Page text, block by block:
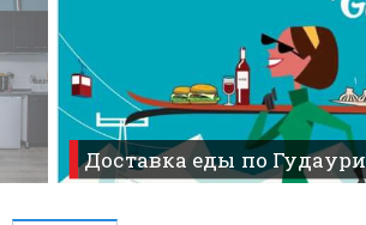
Доставка еды по